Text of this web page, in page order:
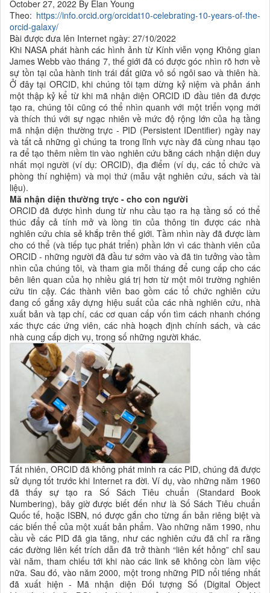
October 27, 2022 By Élan Young
Theo: https://info.orcid.org/orcidat10-celebrating-10-years-of-the-
orcid-galaxy/
Bài được đưa lên Internet ngày: 27/10/2022
Khi NASA phát hành các hình ảnh từ Kính viễn vọng Không gian
James Webb vào tháng 7, thế giới đã có được góc nhìn rõ hơn về
sự tồn tại của hành tinh trái đất giữa vô số ngôi sao và thiên hà.
Ở đây tại ORCID, khi chúng tôi tạm dừng kỷ niệm và phản ánh
một thập kỷ kể từ khi mã nhận diện ORCID iD đầu tiên đã được
tạo ra, chúng tôi cũng có thể nhìn quanh với một triển vọng mới
và thích thú với sự ngạc nhiên về mức độ rộng lớn của hạ tầng
mã nhận diện thường trực - PID (Persistent IDentifier) ngày nay
và tất cả những gì chúng ta trong lĩnh vực này đã cùng nhau tạo
ra để tạo thêm niềm tin vào nghiên cứu bằng cách nhận diện duy
nhất mọi người (ví dụ: ORCID), địa điểm (ví dụ, các tổ chức và
phòng thí nghiệm) và mọi thứ (mẫu vật nghiên cứu, sách và tài
liệu).
Mã nhận diện thường trực - cho con người
ORCID đã được hình dung từ nhu cầu tạo ra hạ tầng số có thể
thúc đẩy cả tính mở và lòng tin của thông tin được các nhà
nghiên cứu chia sẻ khắp trên thế giới. Tầm nhìn này đã được làm
cho có thể (và tiếp tục phát triển) phần lớn vì các thành viên của
ORCID - những người đã đầu tư sớm vào và đã tin tưởng vào tầm
nhìn của chúng tôi, và tham gia mỗi tháng để cung cấp cho các
bên liên quan của họ nhiều giá trị hơn từ một môi trường nghiên
cứu tin cậy. Các thành viên bao gồm các tổ chức nghiên cứu
đang cố gắng xây dựng hiệu suất của các nhà nghiên cứu, nhà
xuất bản và tạp chí, các cơ quan cấp vốn tìm cách nhanh chóng
xác thực các ứng viên, các nhà hoạch định chính sách, và các
nhà cung cấp dịch vụ, trong số những người khác.
Tất nhiên, ORCID đã không phát minh ra các PID, chúng đã được
sử dụng tốt trước khi Internet ra đời. Ví dụ, vào những năm 1960
đã thấy sự tạo ra Số Sách Tiêu chuẩn (Standard Book
Numbering), bây giờ được biết đến như là Số Sách Tiêu chuẩn
Quốc tế, hoặc ISBN, nó được gắn cho từng ấn bản riêng biệt và
các biến thể của một xuất bản phẩm. Vào những năm 1990, nhu
cầu về các PID đã gia tăng, như các nghiên cứu đã chỉ ra rằng
các đường liên kết trích dẫn đã trở thành “liên kết hỏng” chỉ sau
vài năm, tham chiếu tới khi nào các link sẽ không còn làm việc
nữa. Sau đó, vào năm 2000, một trong những PID nổi tiếng nhất
đã xuất hiện - Mã nhận diện Đối tượng Số (Digital Object